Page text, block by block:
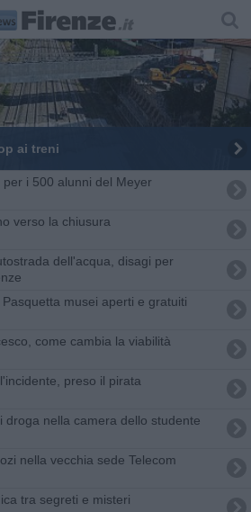
ai treni
per i 500 alunni del Meyer
verso la chiusura
dell'acqua, disagi per
Pasquetta musei aperti e gratuiti
come cambia la viabilità
preso il pirata
droga nella camera dello studente
nella vecchia sede Telecom
tra segreti e misteri